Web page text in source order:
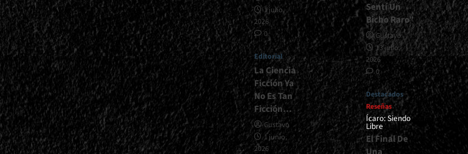
1 julio,
2026
0
Editorial
La Ciencia
Ficción Ya
No Es Tan
Ficción…
Gustavo
1 junio,
2026
Sentí Un
Bicho Raro”
Gustavo
13 julio,
2026
0
Destacados
Reseñas
Ícaro: Siendo
Libre
El Final De